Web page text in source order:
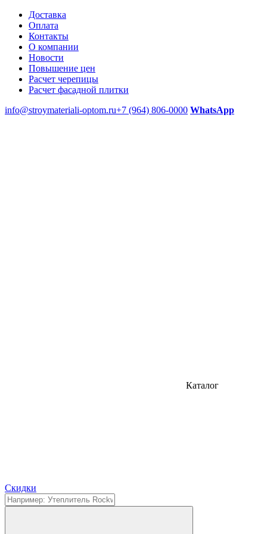
Доставка
Оплата
Контакты
О компании
Новости
Повышение цен
Расчет черепицы
Расчет фасадной плитки
info@stroymateriali-optom.ru+7 (964) 806-0000 WhatsApp
Каталог
Cкидки